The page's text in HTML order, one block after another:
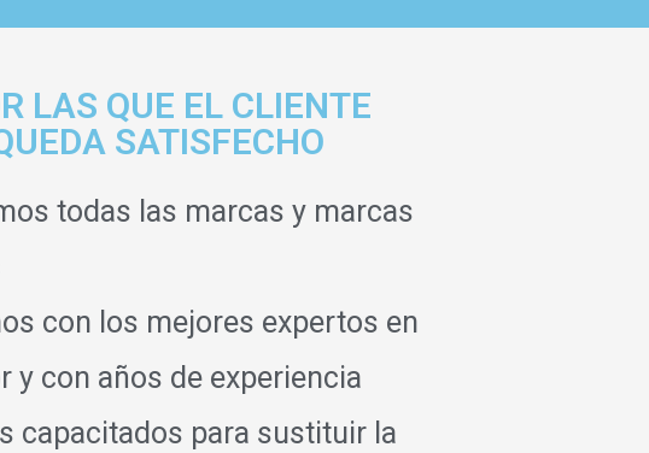
LAS QUE EL CLIENTE
SATISFECHO
todas las marcas y marcas
con los mejores expertos en
y con años de experiencia
capacitados para sustituir la